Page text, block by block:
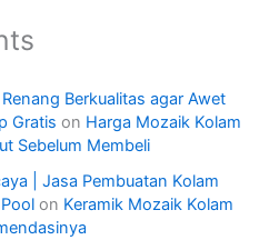
Berkualitas agar Awet
Gratis on Harga Mozaik Kolam
Sebelum Membeli
| Jasa Pembuatan Kolam
on Keramik Mozaik Kolam